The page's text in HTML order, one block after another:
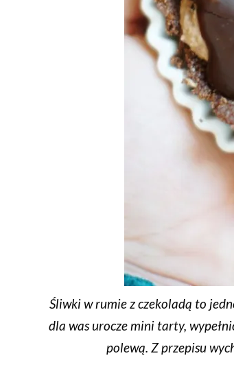
Śliwki w rumie z czekoladą to
dla was urocze mini tarty,
polewą. Z przepisu